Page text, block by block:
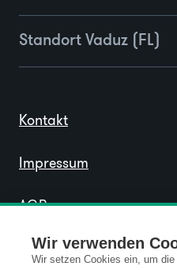
Wir verwenden
Wir setzen Cookies ein, um
Standort Vaduz (FL)
Kontakt
Impressum
AGB